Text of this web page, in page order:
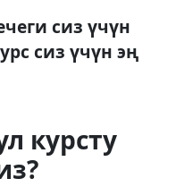
сиз үчүн
сиз үчүн эң
курсту